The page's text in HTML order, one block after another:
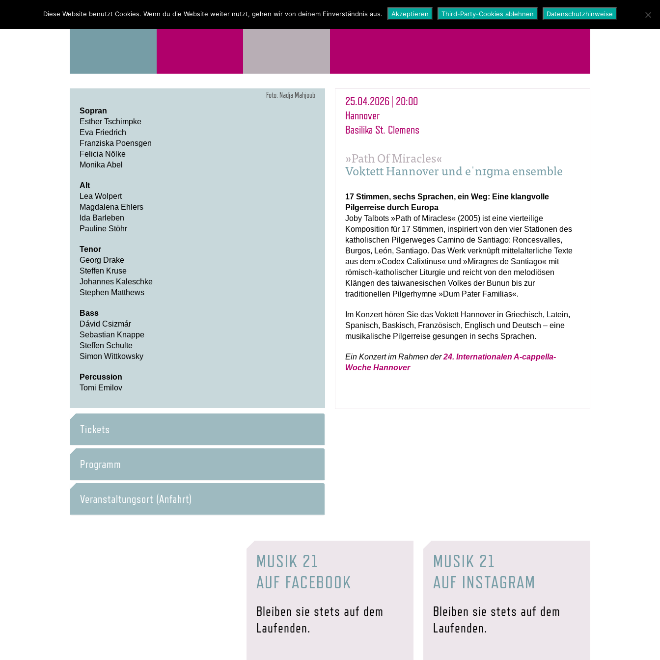
PROGRAMM ÜBER UNS NEWS SHOP
Foto: Nadja Mahjoub
Sopran
Esther Tschimpke
Eva Friedrich
Franziska Poensgen
Felicia Nölke
Monika Abel
Alt
Lea Wolpert
Magdalena Ehlers
Ida Barleben
Pauline Stöhr
Tenor
Georg Drake
Steffen Kruse
Johannes Kaleschke
Stephen Matthews
Bass
Dávid Csizmár
Sebastian Knappe
Steffen Schulte
Simon Wittkowsky
Percussion
Tomi Emilov
Tickets
Programm
Veranstaltungsort (Anfahrt)
25.04.2026 | 20:00
Hannover
Basilika St. Clemens
»Path Of Miracles«
Voktett Hannover und eˈnɪɡma ensemble
17 Stimmen, sechs Sprachen, ein Weg: Eine klangvolle
Pilgerreise durch Europa
Joby Talbots »Path of Miracles« (2005) ist eine vierteilige
Komposition für 17 Stimmen, inspiriert von den vier Stationen des
katholischen Pilgerweges Camino de Santiago: Roncesvalles,
Burgos, León, Santiago. Das Werk verknüpft mittelalterliche Texte
aus dem »Codex Calixtinus« und »Miragres de Santiago« mit
römisch-katholischer Liturgie und reicht von den melodiösen
Klängen des taiwanesischen Volkes der Bunun bis zur
traditionellen Pilgerhymne »Dum Pater Familias«.
Im Konzert hören Sie das Voktett Hannover in Griechisch, Latein,
Spanisch, Baskisch, Französisch, Englisch und Deutsch – eine
musikalische Pilgerreise gesungen in sechs Sprachen.
Ein Konzert im Rahmen der24. Internationalen A-cappella-
Woche Hannover
MUSIK 21
AUF FACEBOOK
Bleiben sie stets auf dem
Laufenden.
MUSIK 21
AUF INSTAGRAM
Bleiben sie stets auf dem
Laufenden.
Diese Website benutzt Cookies. Wenn du die Website weiter nutzt, gehen wir von deinem Einverständnis aus. Akzeptieren Third-Party-Cookies ablehnen Datenschutzhinweise